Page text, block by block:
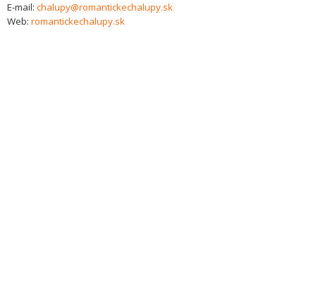
E-mail: chalupy@romantickechalupy.sk
Web: romantickechalupy.sk